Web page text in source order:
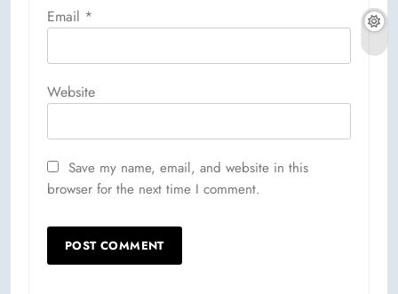
Email *
Website
Save my name, email, and website in this
browser for the next time I comment.